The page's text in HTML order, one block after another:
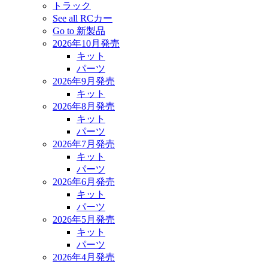
トラック
See all RCカー
Go to 新製品
2026年10月発売
キット
パーツ
2026年9月発売
キット
2026年8月発売
キット
パーツ
2026年7月発売
キット
パーツ
2026年6月発売
キット
パーツ
2026年5月発売
キット
パーツ
2026年4月発売